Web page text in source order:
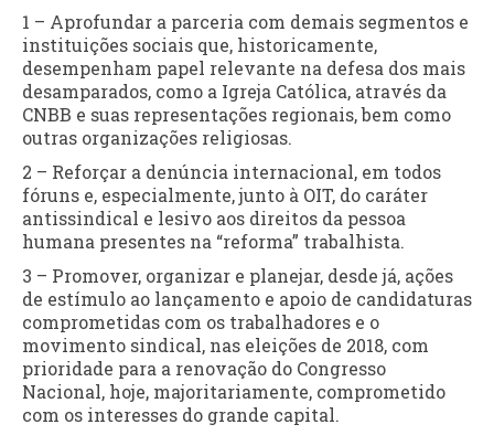
1 – Aprofundar a parceria com demais segmentos e
instituições sociais que, historicamente,
desempenham papel relevante na defesa dos mais
desamparados, como a Igreja Católica, através da
CNBB e suas representações regionais, bem como
outras organizações religiosas.
2 – Reforçar a denúncia internacional, em todos
fóruns e, especialmente, junto à OIT, do caráter
antissindical e lesivo aos direitos da pessoa
humana presentes na “reforma” trabalhista.
3 – Promover, organizar e planejar, desde já, ações
de estímulo ao lançamento e apoio de candidaturas
comprometidas com os trabalhadores e o
movimento sindical, nas eleições de 2018, com
prioridade para a renovação do Congresso
Nacional, hoje, majoritariamente, comprometido
com os interesses do grande capital.